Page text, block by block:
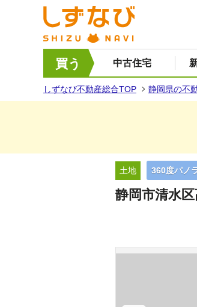
買う 中古住宅
しずなび不動産総合TOP 静岡県の不
土地 360度パノ
静岡市清水